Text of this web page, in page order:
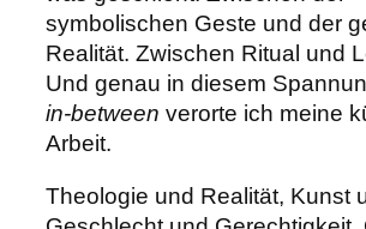
symbolischen Geste und der
Realität. Zwischen Ritual und
Und genau in diesem
in-between verorte ich meine
Arbeit.
Theologie und Realität, Kunst